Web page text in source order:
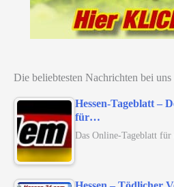
Die beliebtesten Nachrichten bei
Hessen-Tageblatt –
für…
Das Online-Tageblatt